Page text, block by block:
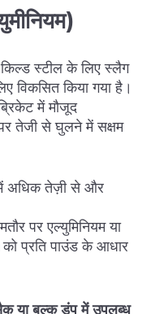
स्टील के लिए स्लैग
विकसित किया गया है।
में मौजूद
तेजी से घुलने में सक्षम
में अधिक तेज़ी से और
पर एल्युमिनियम या
प्रति पाउंड के आधार
या बल्क डंप में उपलब्ध